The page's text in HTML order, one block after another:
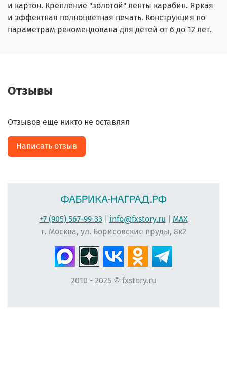
и картон. Крепление "золотой" ленты карабин. Яркая
и эффектная полноцветная печать. Конструкция по
параметрам рекомендована для детей от 6 до 12 лет.
Отзывы
Отзывов еще никто не оставлял
Написать отзыв
+7 (905) 567-99-33 info@fxstory.ru
MAX
г. Москва, ул. Борисовские пруды, 8к2
2010 - 2025 © fxstory.ru